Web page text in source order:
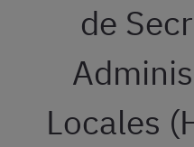
de
Locales